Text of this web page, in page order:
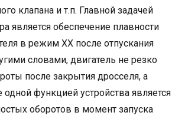
клапана и т.п. Главной задачей
является обеспечение плавности
в режим ХХ после отпускания
словами, двигатель не резко
после закрытия дросселя, а
одной функцией устройства является
оборотов в момент запуска